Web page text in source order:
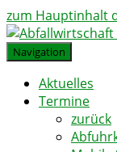
zum Hauptinhalt
Navigation
Aktuelles
Termine
zurück